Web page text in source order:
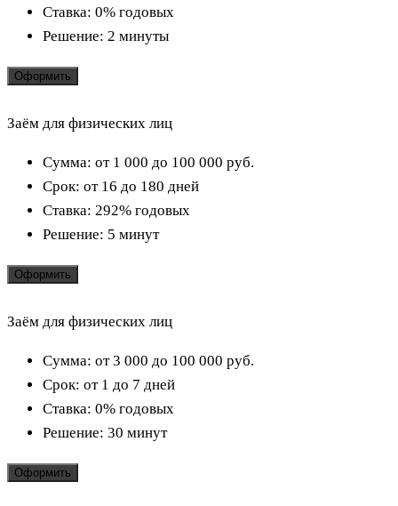
Ставка: 0% годовых
Решение: 2 минуты
Оформить
Заём для физических лиц
Сумма: от 1 000 до 100 000 руб.
Срок: от 16 до 180 дней
Ставка: 292% годовых
Решение: 5 минут
Оформить
Заём для физических лиц
Сумма: от 3 000 до 100 000 руб.
Срок: от 1 до 7 дней
Ставка: 0% годовых
Решение: 30 минут
Оформить